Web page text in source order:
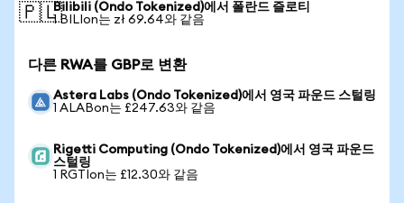
🇵🇱Bilibili (Ondo Tokenized)에서 폴란드 즐로티
1 BILIon는 zł 69.64와 같음
다른 RWA를 GBP로 변환
Astera Labs (Ondo Tokenized)에서 영국 파운드 스털링
1 ALABon는 £247.63와 같음
Rigetti Computing (Ondo Tokenized)에서 영국 파운드
스털링
1 RGTIon는 £12.30와 같음